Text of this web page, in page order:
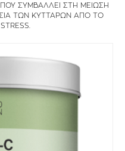
ΣΥΜΒΑΛΛΕΙ ΣΤΗ ΜΕΙΩΣΗ
ΤΩΝ ΚΥΤΤΑΡΩΝ ΑΠΟ ΤΟ